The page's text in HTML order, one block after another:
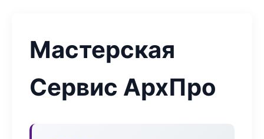
Мастерская
Сервис АрхПро